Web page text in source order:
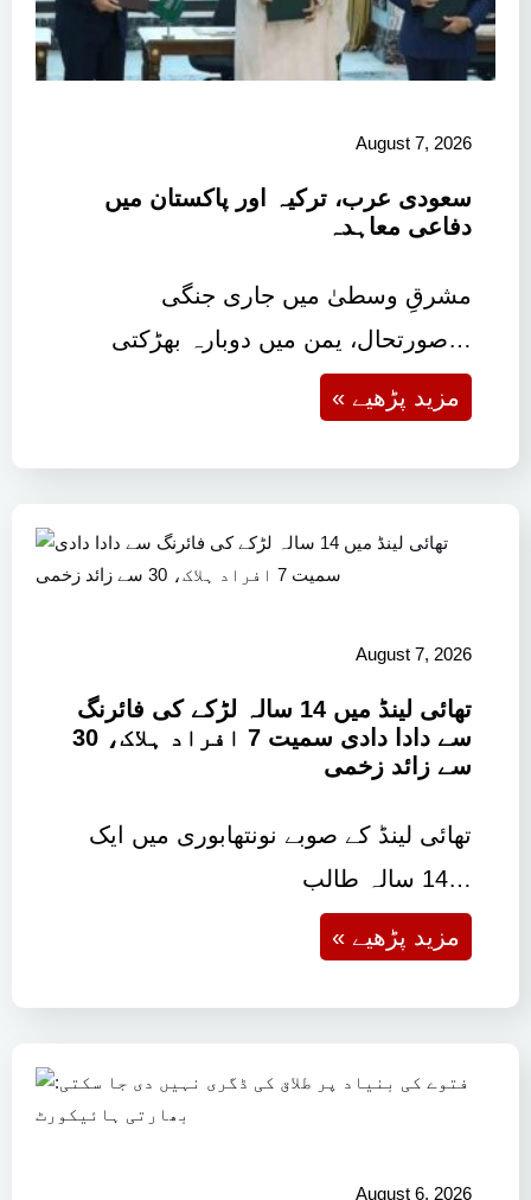
August 7, 2026
سعودی عرب، ترکیہ اور پاکستان میں
دفاعی معاہدہ
مشرقِ وسطیٰ میں جاری جنگی
صورتحال، یمن میں دوبارہ بھڑکتی…
« مزید پڑھیے
August 7, 2026
تھائی لینڈ میں 14 سالہ لڑکے کی فائرنگ
سے دادا دادی سمیت 7 افراد ہلاک، 30
سے زائد زخمی
تھائی لینڈ کے صوبے نونتھابوری میں ایک
14 سالہ طالب…
« مزید پڑھیے
August 6, 2026